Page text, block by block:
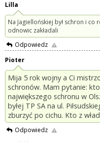
Lilla
Na Jagiellońskiej był schron i
odnowic zakładali
Odpowiedz
Pioter
Mija 5 rok wojny a Ci
schronów. Mam pytanie:
największego schronu w
byłej TP SA na ul.
zburzyć po cichu. Kto z
Odpowiedz